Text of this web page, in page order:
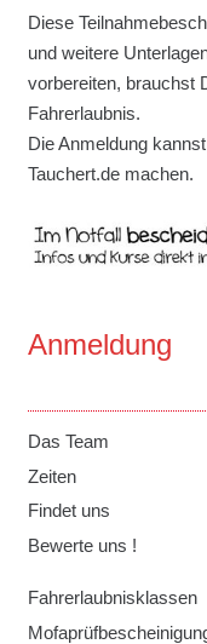
Diese
und weitere
vorbereiten, brauchst
Fahrerlaubnis.
Die Anmeldung
Tauchert.de machen.
Anmeldung
Das Team
Zeiten
Findet uns
Bewerte uns !
Fahrerlaubnisklassen